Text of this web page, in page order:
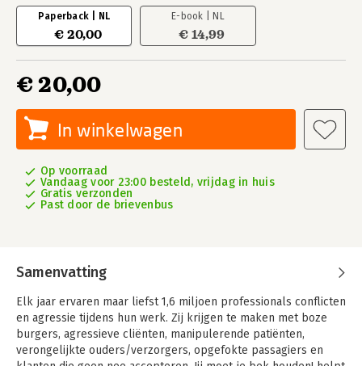
Paperback | NL
€ 20,00
E-book | NL
€ 14,99
€ 20,00
In winkelwagen
Op voorraad
Vandaag voor 23:00 besteld, vrijdag in huis
Gratis verzonden
Past door de brievenbus
Samenvatting
Elk jaar ervaren maar liefst 1,6 miljoen professionals conflicten
en agressie tijdens hun werk. Zij krijgen te maken met boze
burgers, agressieve cliënten, manipulerende patiënten,
verongelijkte ouders/verzorgers, opgefokte passagiers en